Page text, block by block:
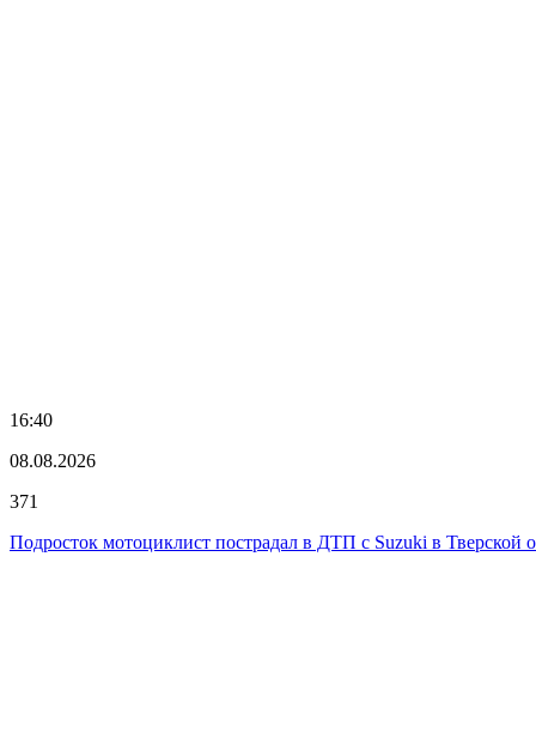
16:40
08.08.2026
371
Подросток мотоциклист пострадал в ДТП с Suzuki в Тверской